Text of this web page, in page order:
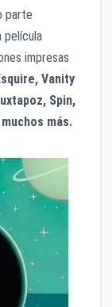
parte
película
impresas
Vanity
Spin,
más.